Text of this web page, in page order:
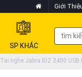
Giới
SP KHÁC
Tai nghe Jabra BIZ 2400 USB